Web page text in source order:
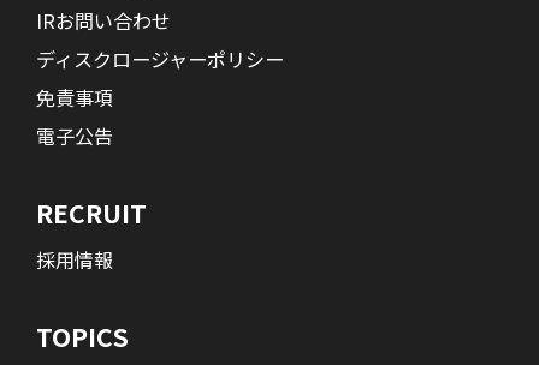
IRお問い合わせ
ディスクロージャーポリシー
免責事項
電子公告
RECRUIT
採用情報
TOPICS